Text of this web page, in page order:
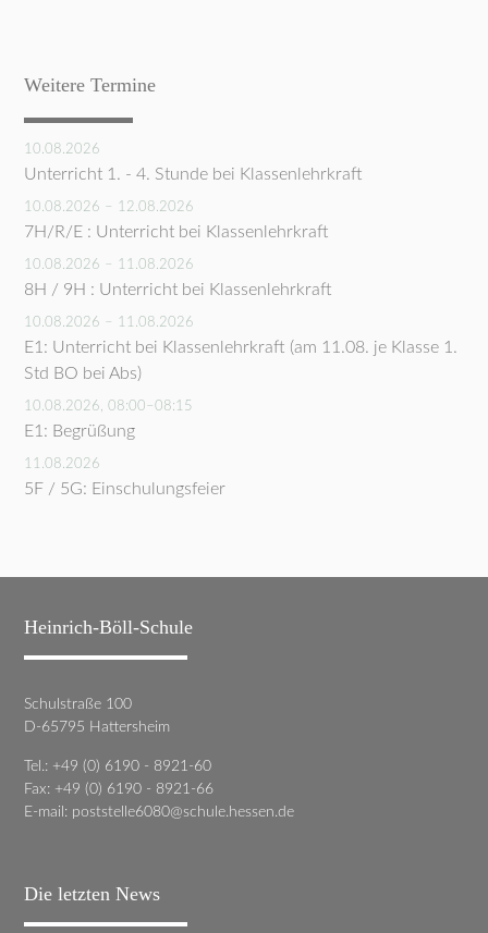
Weitere Termine
10.08.2026
Unterricht 1. - 4. Stunde bei Klassenlehrkraft
10.08.2026 – 12.08.2026
7H/R/E : Unterricht bei Klassenlehrkraft
10.08.2026 – 11.08.2026
8H / 9H : Unterricht bei Klassenlehrkraft
10.08.2026 – 11.08.2026
E1: Unterricht bei Klassenlehrkraft (am 11.08. je Klasse 1.
Std BO bei Abs)
10.08.2026, 08:00–08:15
E1: Begrüßung
11.08.2026
5F / 5G: Einschulungsfeier
Heinrich-Böll-Schule
Schulstraße 100
D-65795 Hattersheim
Tel.: +49 (0) 6190 - 8921-60
Fax: +49 (0) 6190 - 8921-66
E-mail: poststelle6080@schule.hessen.de
Die letzten News